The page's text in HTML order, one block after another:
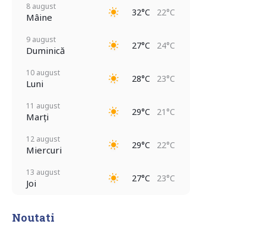
8 august
Mâine 32°C 22°C
9 august
Duminică 27°C 24°C
10 august
Luni 28°C 23°C
11 august
Marți 29°C 21°C
12 august
Miercuri 29°C 22°C
13 august
Joi 27°C 23°C
Noutati